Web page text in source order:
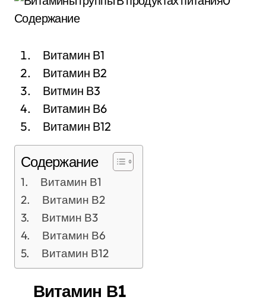
Содержание
Витамин В1
Витамин В2
Витмин В3
Витамин В6
Витамин В12
Содержание
Витамин В1
Витамин В2
Витмин В3
Витамин В6
Витамин В12
Витамин В1